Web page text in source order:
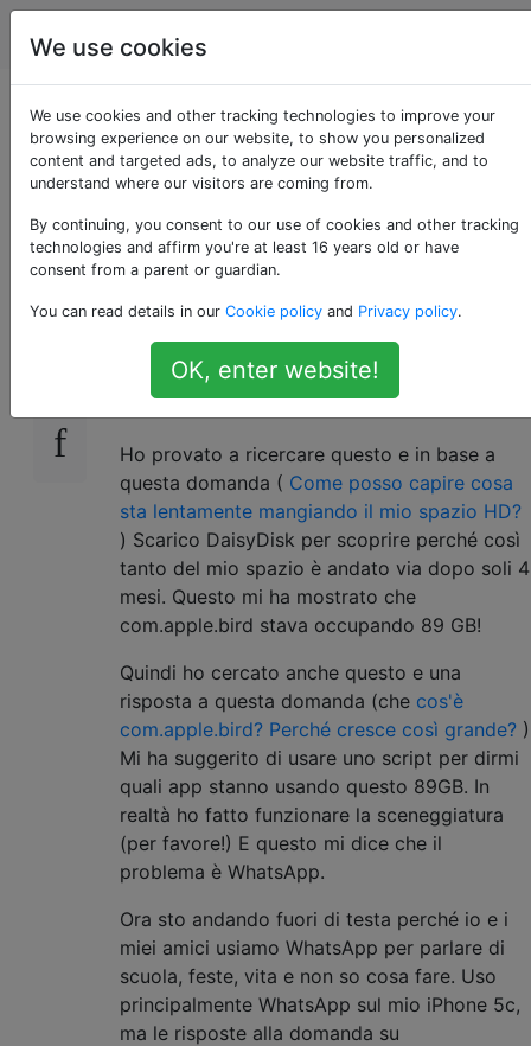
Apple
WhatsApp utilizza un
enorme spazio sul
mio SSD per Mac
16
I miei genitori mi hanno regalato un MacBook
per Natale con un SSD da 256 GB e qualche
giorno fa ho notato che mi sono rimasti solo
40 GB sull'SSD.
Ho provato a ricercare questo e in base a
questa domanda ( Come posso capire cosa
sta lentamente mangiando il mio spazio HD?
) Scarico DaisyDisk per scoprire perché così
tanto del mio spazio è andato via dopo soli 4
mesi. Questo mi ha mostrato che
com.apple.bird stava occupando 89 GB!
Quindi ho cercato anche questo e una
risposta a questa domanda (che cos'è
com.apple.bird? Perché cresce così grande? )
Mi ha suggerito di usare uno script per dirmi
quali app stanno usando questo 89GB. In
realtà ho fatto funzionare la sceneggiatura
(per favore!) E questo mi dice che il
problema è WhatsApp.
Ora sto andando fuori di testa perché io e i
miei amici usiamo WhatsApp per parlare di
scuola, feste, vita e non so cosa fare. Uso
principalmente WhatsApp sul mio iPhone 5c,
ma le risposte alla domanda su
We use cookies
We use cookies and other tracking technologies to improve your
browsing experience on our website, to show you personalized
content and targeted ads, to analyze our website traffic, and to
understand where our visitors are coming from.
By continuing, you consent to our use of cookies and other tracking
technologies and affirm you're at least 16 years old or have
consent from a parent or guardian.
You can read details in our Cookie policy and Privacy policy.
OK, enter website!